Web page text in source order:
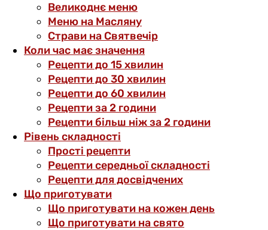
Великоднє меню
Меню на Масляну
Страви на Святвечір
Коли час має значення
Рецепти до 15 хвилин
Рецепти до 30 хвилин
Рецепти до 60 хвилин
Рецепти за 2 години
Рецепти більш ніж за 2 години
Рівень складності
Прості рецепти
Рецепти середньої складності
Рецепти для досвідчених
Що приготувати
Що приготувати на кожен день
Що приготувати на свято